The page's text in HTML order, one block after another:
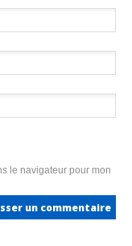
le navigateur pour mon